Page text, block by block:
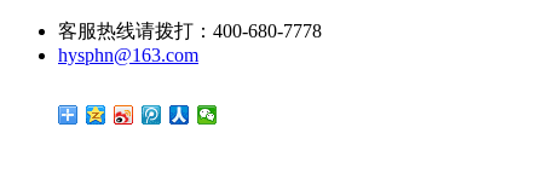
客服热线请拨打：400-680-7778
hysphn@163.com